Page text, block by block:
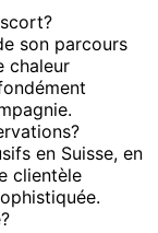
son parcours
chaleur
en Suisse, en
clientèle